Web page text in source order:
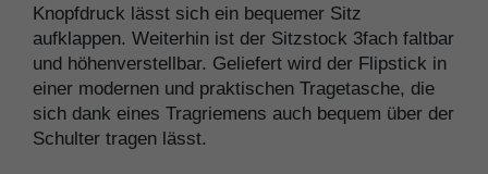
Knopfdruck lässt sich ein bequemer Sitz
aufklappen. Weiterhin ist der Sitzstock 3fach faltbar
und höhenverstellbar. Geliefert wird der Flipstick in
einer modernen und praktischen Tragetasche, die
sich dank eines Tragriemens auch bequem über der
Schulter tragen lässt.